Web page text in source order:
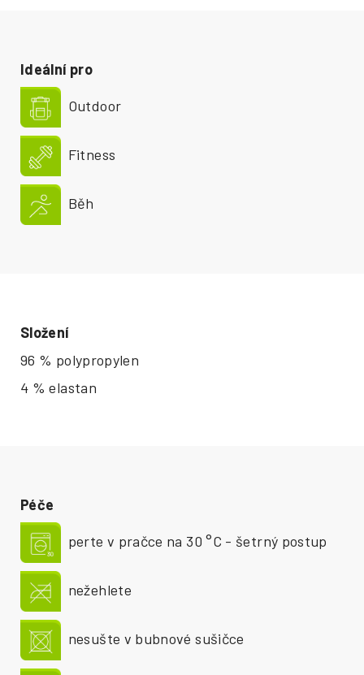
Péče
perte v pračce na 30 °C - šetrný postup
nežehlete
nesušte v bubnové sušičce
Složení
96 % polypropylen
4 % elastan
Ideální pro
Outdoor
Fitness
Běh